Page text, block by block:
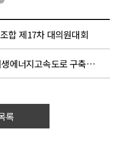
합 제17차 대의원대회
[언론기사] 재생에너지고속도로 구축을 위한 해상풍력의 역할과 지원방안 국회토론회
록